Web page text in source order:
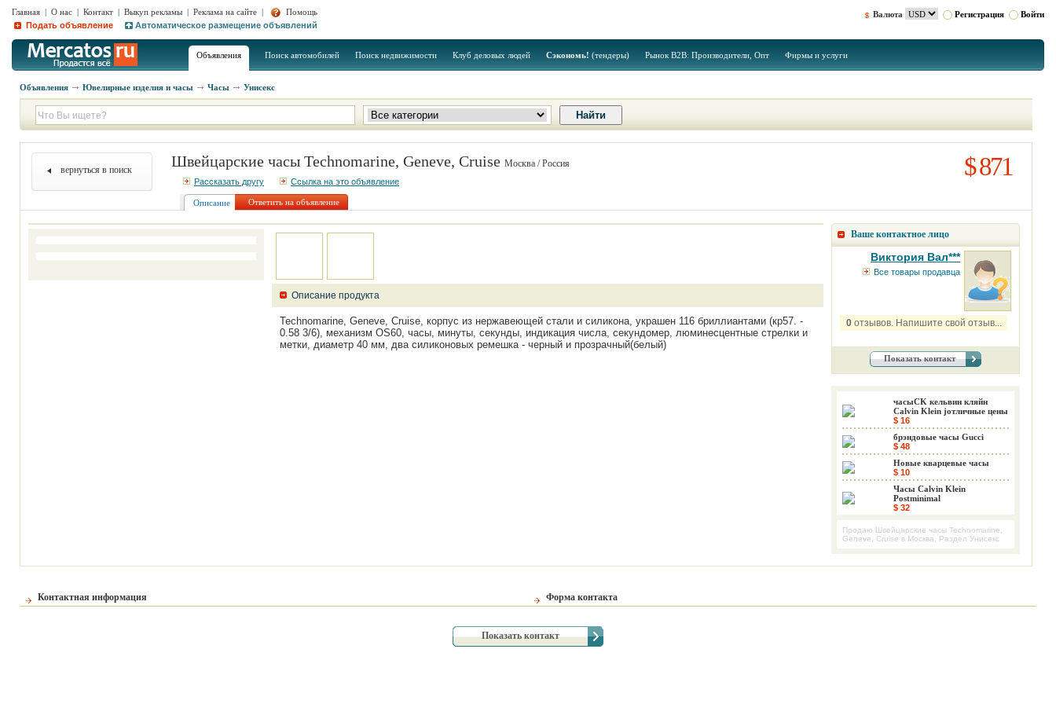
Главная | О нас | Контакт | Выкуп рекламы | Реклама на сайте |
Помощь
Подать объявление
Автоматическое размещение объявлений
Валюта Регистрация Войти
Объявления Поиск автомобилей Поиск недвижимости Клуб деловых людей Сэкономь! (тендеры) Рынок B2B: Производители, Опт Фирмы и услуги
Объявления Ювелирные изделия и часы Часы Унисекс
вернуться в поиск Швейцарские часы Technomarine, Geneve, Cruise Москва / Россия
Рассказать другу Ссылка на это объявление
$ 871
Описание Ответить на объявление
Описание продукта
Technomarine, Geneve, Cruise, корпус из нержавеющей стали и силикона, украшен 116 бриллиантами (кр57. -
0.58 3/6), механизм OS60, часы, минуты, секунды, индикация числа, секундомер, люминесцентные стрелки и
метки, диаметр 40 мм, два силиконовых ремешка - черный и прозрачный(белый)
Ваше контактное лицо
Виктория Вал***
Все товары продавца
0отзывов. Напишите свой отзыв...
Показать контакт
часыCK кельвин кляйн
Calvin Klein jотличные цены
$ 16
брэндовые часы Gucci
$ 48
Новые кварцевые часы
$ 10
Часы Calvin Klein
Postminimal
$ 32
Продаю Швейцарские часы Technomarine,
Geneve, Cruise в Москва. Раздел Унисекс
Контактная информация Форма контакта
Показать контакт